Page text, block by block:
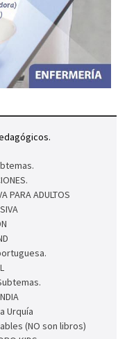
PARA ADULTOS